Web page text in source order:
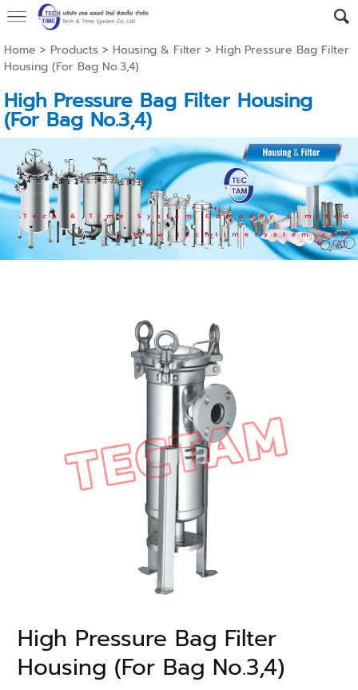
Home > Products > Housing & Filter> High Pressure Bag Filter
Housing (For Bag No.3,4)
High Pressure Bag Filter Housing
(For Bag No.3,4)
High Pressure Bag Filter
Housing (For Bag No.3,4)